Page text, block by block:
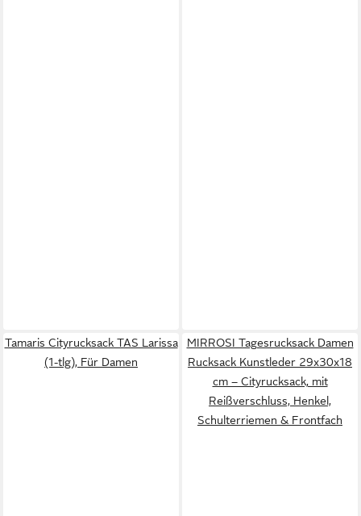
Tamaris Cityrucksack TAS Larissa
(1-tlg), Für Damen
MIRROSI Tagesrucksack Damen
Rucksack Kunstleder 29x30x18
cm – Cityrucksack, mit
Reißverschluss, Henkel,
Schulterriemen & Frontfach